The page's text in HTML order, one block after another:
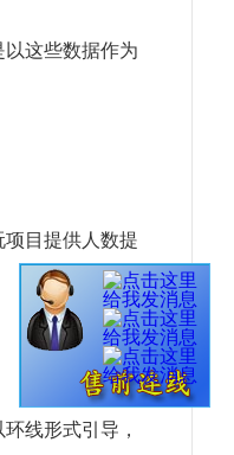
这些数据作为
目提供人数提
线形式引导，